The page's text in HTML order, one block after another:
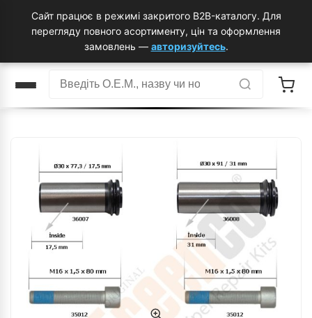
Сайт працює в режимі закритого B2B-каталогу. Для
перегляду повного асортименту, цін та оформлення
замовлень — авторизуйтесь.